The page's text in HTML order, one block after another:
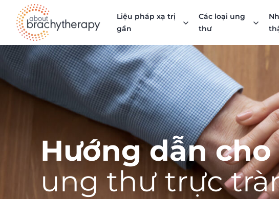
Skip to content
Liệu pháp xạ trị
gần
Các loại ung
thư
Hướng dẫn
ung thư trực